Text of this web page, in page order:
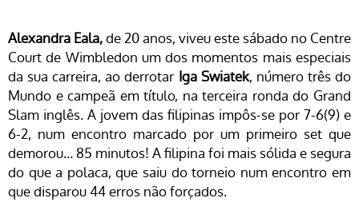
Alexandra Eala,de 20 anos, viveu este sábado no Centre
Court de Wimbledon um dos momentos mais especiais
da sua carreira, ao derrotar Iga Swiatek, número três do
Mundo e campeã em título, na terceira ronda do Grand
Slam inglês. A jovem das filipinas impôs-se por 7-6(9) e
6-2, num encontro marcado por um primeiro set que
demorou… 85 minutos! A filipina foi mais sólida e segura
do que a polaca, que saiu do torneio num encontro em
que disparou 44 erros não forçados.